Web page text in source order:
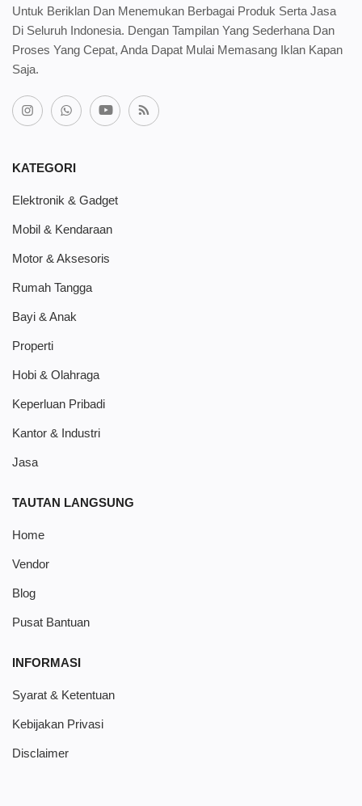
Untuk Beriklan Dan Menemukan Berbagai Produk Serta Jasa
Di Seluruh Indonesia. Dengan Tampilan Yang Sederhana Dan
Proses Yang Cepat, Anda Dapat Mulai Memasang Iklan Kapan
Saja.
KATEGORI
Elektronik & Gadget
Mobil & Kendaraan
Motor & Aksesoris
Rumah Tangga
Bayi & Anak
Properti
Hobi & Olahraga
Keperluan Pribadi
Kantor & Industri
Jasa
TAUTAN LANGSUNG
Home
Vendor
Blog
Pusat Bantuan
INFORMASI
Syarat & Ketentuan
Kebijakan Privasi
Disclaimer